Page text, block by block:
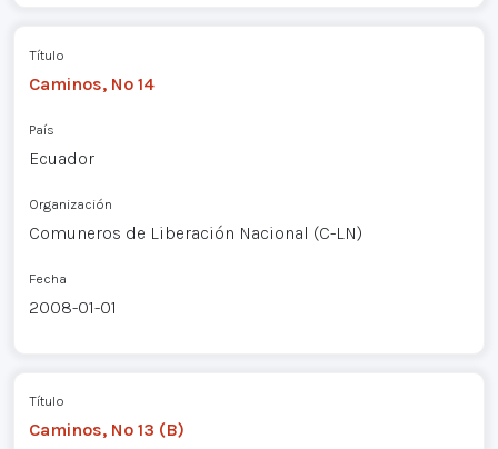
Título
Caminos, Nº 14
País
Ecuador
Organización
Comuneros de Liberación Nacional (C-LN)
Fecha
2008-01-01
Título
Caminos, Nº 13 (B)